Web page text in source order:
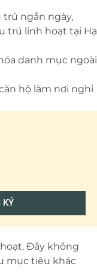
ngắn ngày,
trú linh hoạt tại Hạ
danh mục ngoài
hộ làm nơi nghỉ
KÝ
Đây không
mục tiêu khác